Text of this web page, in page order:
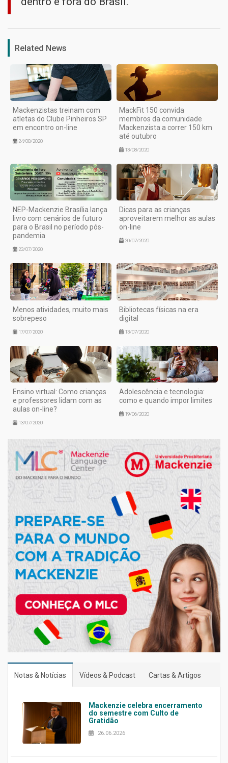
Related News
Mackenzistas treinam com
atletas do Clube Pinheiros SP
em encontro on-line
24/08/2020
MackFit 150 convida
membros da comunidade
Mackenzista a correr 150 km
até outubro
13/08/2020
NEP-Mackenzie Brasília lança
livro com cenários de futuro
para o Brasil no período pós-
pandemia
23/07/2020
Dicas para as crianças
aproveitarem melhor as aulas
on-line
20/07/2020
Menos atividades, muito mais
sobrepeso
17/07/2020
Bibliotecas físicas na era
digital
13/07/2020
Ensino virtual: Como crianças
e professores lidam com as
aulas on-line?
13/07/2020
Adolescência e tecnologia:
como e quando impor limites
19/06/2020
Notas & Notícias Vídeos & Podcast Cartas & Artigos
Mackenzie celebra encerramento
do semestre com Culto de
Gratidão
26.06.2026